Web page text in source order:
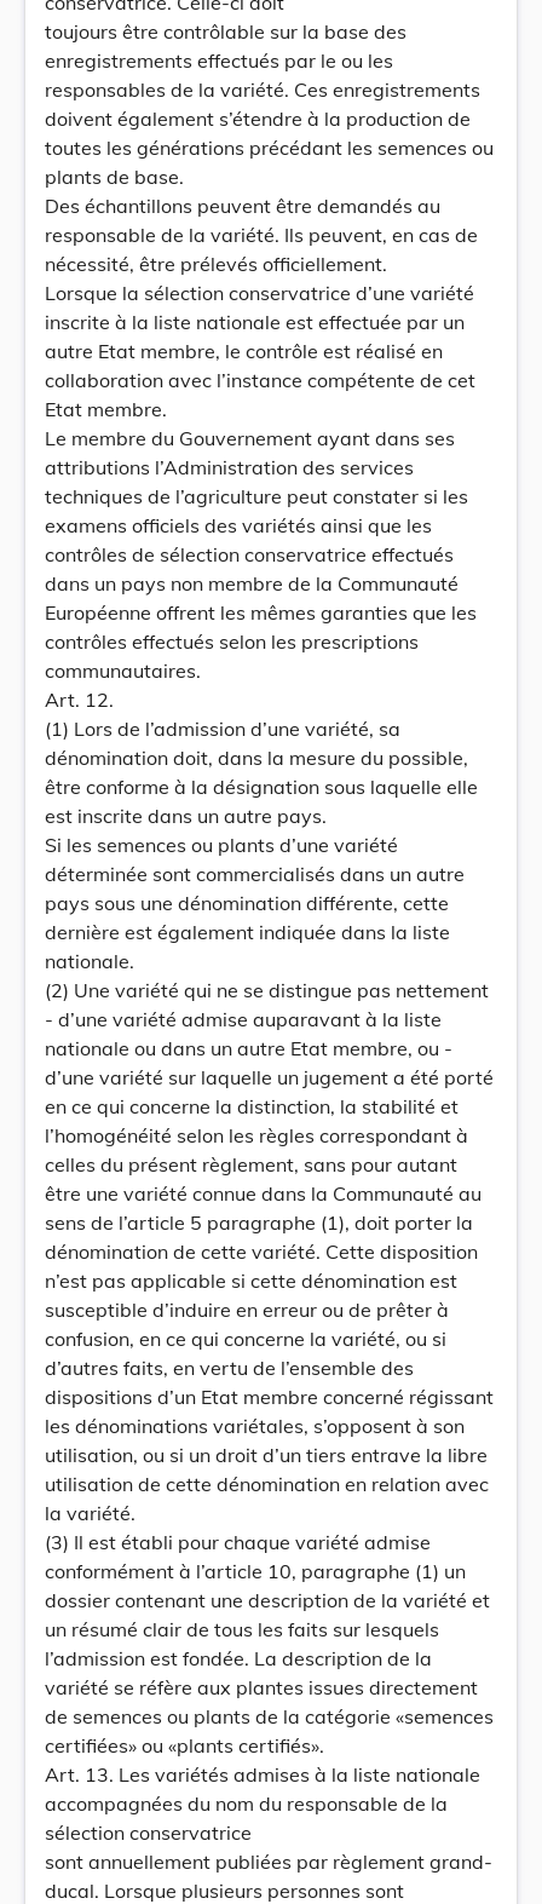
toujours être contrôlable sur la base des
enregistrements effectués par le ou les
responsables de la variété. Ces enregistrements
doivent également s’étendre à la production de
toutes les générations précédant les semences ou
plants de base.
Des échantillons peuvent être demandés au
responsable de la variété. Ils peuvent, en cas de
nécessité, être prélevés officiellement.
Lorsque la sélection conservatrice d’une variété
inscrite à la liste nationale est effectuée par un
autre Etat membre, le contrôle est réalisé en
collaboration avec l’instance compétente de cet
Etat membre.
Le membre du Gouvernement ayant dans ses
attributions l’Administration des services
techniques de l’agriculture peut constater si les
examens officiels des variétés ainsi que les
contrôles de sélection conservatrice effectués
dans un pays non membre de la Communauté
Européenne offrent les mêmes garanties que les
contrôles effectués selon les prescriptions
communautaires.
Art. 12.
(1) Lors de l’admission d’une variété, sa
dénomination doit, dans la mesure du possible,
être conforme à la désignation sous laquelle elle
est inscrite dans un autre pays.
Si les semences ou plants d’une variété
déterminée sont commercialisés dans un autre
pays sous une dénomination différente, cette
dernière est également indiquée dans la liste
nationale.
(2) Une variété qui ne se distingue pas nettement
- d’une variété admise auparavant à la liste
nationale ou dans un autre Etat membre, ou -
d’une variété sur laquelle un jugement a été porté
en ce qui concerne la distinction, la stabilité et
l’homogénéité selon les règles correspondant à
celles du présent règlement, sans pour autant
être une variété connue dans la Communauté au
sens de l’article 5 paragraphe (1), doit porter la
dénomination de cette variété. Cette disposition
n’est pas applicable si cette dénomination est
susceptible d’induire en erreur ou de prêter à
confusion, en ce qui concerne la variété, ou si
d’autres faits, en vertu de l’ensemble des
dispositions d’un Etat membre concerné régissant
les dénominations variétales, s’opposent à son
utilisation, ou si un droit d’un tiers entrave la libre
utilisation de cette dénomination en relation avec
la variété.
(3) Il est établi pour chaque variété admise
conformément à l’article 10, paragraphe (1) un
dossier contenant une description de la variété et
un résumé clair de tous les faits sur lesquels
l’admission est fondée. La description de la
variété se réfère aux plantes issues directement
de semences ou plants de la catégorie «semences
certifiées» ou «plants certifiés».
Art. 13. Les variétés admises à la liste nationale
accompagnées du nom du responsable de la
sélection conservatrice
sont annuellement publiées par règlement grand-
ducal. Lorsque plusieurs personnes sont